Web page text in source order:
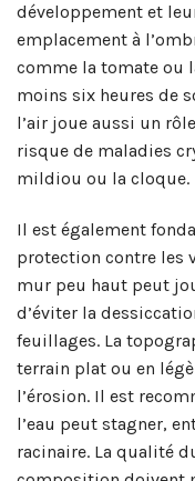
développement et
emplacement à
comme la tomate ou
moins six heures de
l’air joue aussi un
risque de maladies
mildiou ou la cloque.
Il est également
protection contre les
mur peu haut peut
d’éviter la
feuillages. La
terrain plat ou en
l’érosion. Il est
l’eau peut stagner,
racinaire. La qualité